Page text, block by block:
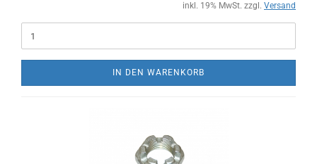
inkl. 19% MwSt. zzgl. Versand
IN DEN WARENKORB